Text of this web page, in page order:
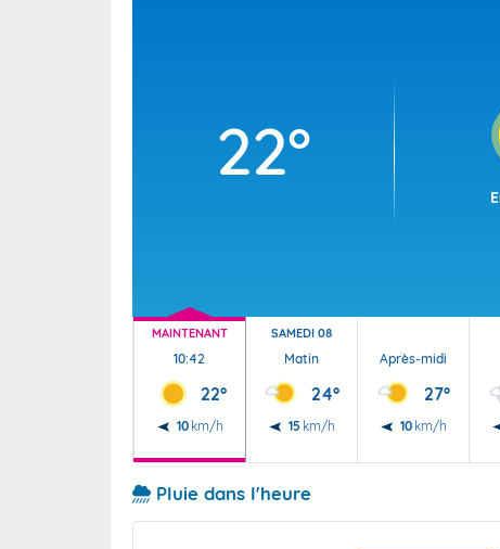
22°
MAINTENANT
10:42
22°
10 km/h
SAMEDI 08
Matin
24°
15 km/h
Après-midi
27°
10 km/h
Pluie dans l'heure